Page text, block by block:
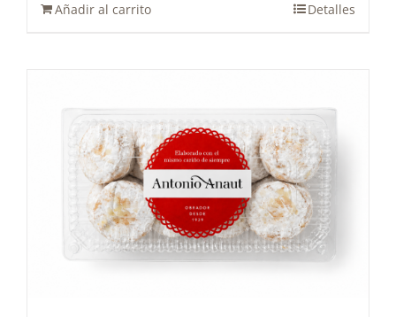
Añadir al carrito Detalles